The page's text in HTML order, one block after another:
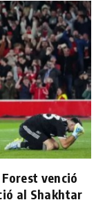
venció
al Shakhtar